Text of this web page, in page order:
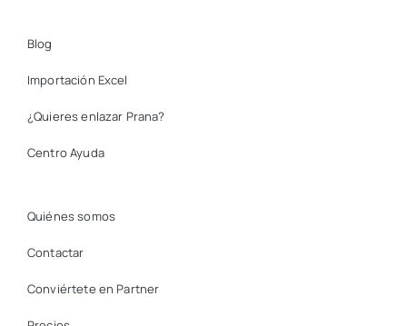
Blog
Importación Excel
¿Quieres enlazar Prana?
Centro Ayuda
Quiénes somos
Contactar
Conviértete en Partner